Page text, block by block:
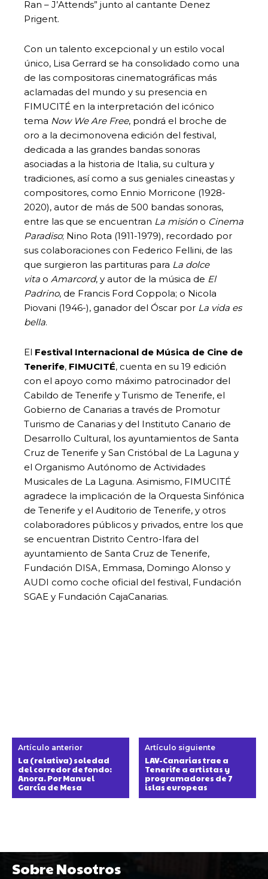
Ran – J’Attends” junto al cantante Denez
Prigent.
Con un talento excepcional y un estilo vocal
único, Lisa Gerrard se ha consolidado como una
de las compositoras cinematográficas más
aclamadas del mundo y su presencia en
FIMUCITÉ en la interpretación del icónico
tema Now We Are Free, pondrá el broche de
oro a la decimonovena edición del festival,
dedicada a las grandes bandas sonoras
asociadas a la historia de Italia, su cultura y
tradiciones, así como a sus geniales cineastas y
compositores, como Ennio Morricone (1928-
2020), autor de más de 500 bandas sonoras,
entre las que se encuentran La misión o Cinema
Paradiso; Nino Rota (1911-1979), recordado por
sus colaboraciones con Federico Fellini, de las
que surgieron las partituras para La dolce
vita o Amarcord, y autor de la música de El
Padrino, de Francis Ford Coppola; o Nicola
Piovani (1946-), ganador del Óscar por La vida es
bella.
El Festival Internacional de Música de Cine de
Tenerife, FIMUCITÉ, cuenta en su 19 edición
con el apoyo como máximo patrocinador del
Cabildo de Tenerife y Turismo de Tenerife, el
Gobierno de Canarias a través de Promotur
Turismo de Canarias y del Instituto Canario de
Desarrollo Cultural, los ayuntamientos de Santa
Cruz de Tenerife y San Cristóbal de La Laguna y
el Organismo Autónomo de Actividades
Musicales de La Laguna. Asimismo, FIMUCITÉ
agradece la implicación de la Orquesta Sinfónica
de Tenerife y el Auditorio de Tenerife, y otros
colaboradores públicos y privados, entre los que
se encuentran Distrito Centro-Ifara del
ayuntamiento de Santa Cruz de Tenerife,
Fundación DISA, Emmasa, Domingo Alonso y
AUDI como coche oficial del festival, Fundación
SGAE y Fundación CajaCanarias.
Artículo anterior
La (relativa) soledad
del corredor de fondo:
Anora. Por Manuel
García de Mesa
Artículo siguiente
LAV-Canarias trae a
Tenerife a artistas y
programadores de 7
islas europeas
Sobre Nosotros